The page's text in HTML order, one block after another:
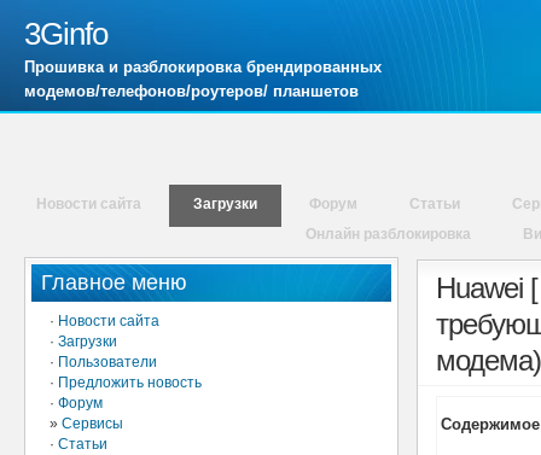
3Ginfo
Прошивка и разблокировка брендированных
модемов/телефонов/роутеров/ планшетов
Новости сайта Загрузки Форум Статьи
Онлайн разблокировка
Главное меню
· Новости сайта
· Загрузки
· Пользователи
· Предложить новость
· Форум
» Сервисы
· Статьи
Huawei
Содержимое